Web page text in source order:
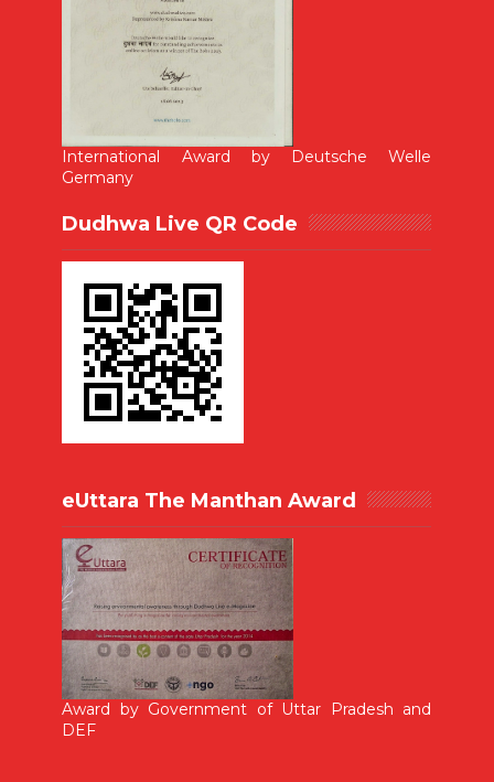
International Award by Deutsche Welle
Germany
Dudhwa Live QR Code
eUttara The Manthan Award
Award by Government of Uttar Pradesh and
DEF